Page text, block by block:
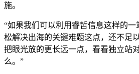
施。
“如果我们可以利用睿哲信息这样的
松解决出海的关键难题这点，还不足
把眼光放的更长远一点，看看独立站
么。”